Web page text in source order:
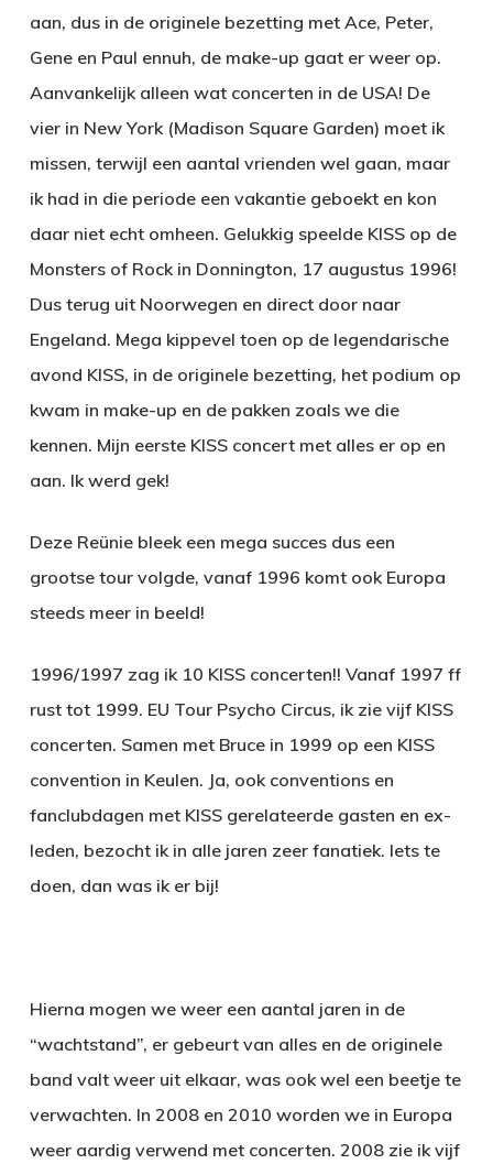
aan, dus in de originele bezetting met Ace, Peter,
Gene en Paul ennuh, de make-up gaat er weer op.
Aanvankelijk alleen wat concerten in de USA! De
vier in New York (Madison Square Garden) moet ik
missen, terwijl een aantal vrienden wel gaan, maar
ik had in die periode een vakantie geboekt en kon
daar niet echt omheen. Gelukkig speelde KISS op de
Monsters of Rock in Donnington, 17 augustus 1996!
Dus terug uit Noorwegen en direct door naar
Engeland. Mega kippevel toen op de legendarische
avond KISS, in de originele bezetting, het podium op
kwam in make-up en de pakken zoals we die
kennen. Mijn eerste KISS concert met alles er op en
aan. Ik werd gek!
Deze Reünie bleek een mega succes dus een
grootse tour volgde, vanaf 1996 komt ook Europa
steeds meer in beeld!
1996/1997 zag ik 10 KISS concerten!! Vanaf 1997 ff
rust tot 1999. EU Tour Psycho Circus, ik zie vijf KISS
concerten. Samen met Bruce in 1999 op een KISS
convention in Keulen. Ja, ook conventions en
fanclubdagen met KISS gerelateerde gasten en ex-
leden, bezocht ik in alle jaren zeer fanatiek. Iets te
doen, dan was ik er bij!
Hierna mogen we weer een aantal jaren in de
“wachtstand”, er gebeurt van alles en de originele
band valt weer uit elkaar, was ook wel een beetje te
verwachten. In 2008 en 2010 worden we in Europa
weer aardig verwend met concerten. 2008 zie ik vijf